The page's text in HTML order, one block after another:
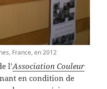
France, en 2012
l’Association Couleur
en condition de